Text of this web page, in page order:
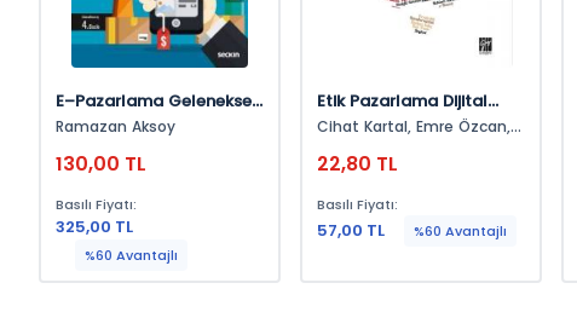
E–Pazarlama Geleneksel
Ve Dijital Pazarlama
Ramazan Aksoy
130,00 TL
Basılı Fiyatı:
325,00 TL
%60 Avantajlı
Etik Pazarlama Dijital
Çağın Getirdikleri
Cihat Kartal, Emre Özcan,
Bekaroğlu Özatar, Ruhan İri,
Kethüda, Yahya Nas,
Volkan Temizkan, Emre
22,80 TL
Basılı Fiyatı:
57,00 TL %60 Avantajlı